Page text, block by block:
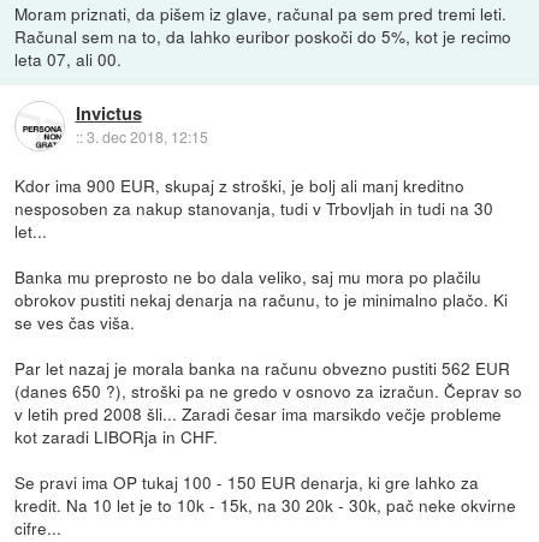
Moram priznati, da pišem iz glave, računal pa sem pred tremi leti.
Računal sem na to, da lahko euribor poskoči do 5%, kot je recimo
leta 07, ali 00.
Invictus
::3. dec 2018, 12:15
Kdor ima 900 EUR, skupaj z stroški, je bolj ali manj kreditno
nesposoben za nakup stanovanja, tudi v Trbovljah in tudi na 30
let...
Banka mu preprosto ne bo dala veliko, saj mu mora po plačilu
obrokov pustiti nekaj denarja na računu, to je minimalno plačo. Ki
se ves čas viša.
Par let nazaj je morala banka na računu obvezno pustiti 562 EUR
(danes 650 ?), stroški pa ne gredo v osnovo za izračun. Čeprav so
v letih pred 2008 šli... Zaradi česar ima marsikdo večje probleme
kot zaradi LIBORja in CHF.
Se pravi ima OP tukaj 100 - 150 EUR denarja, ki gre lahko za
kredit. Na 10 let je to 10k - 15k, na 30 20k - 30k, pač neke okvirne
cifre...